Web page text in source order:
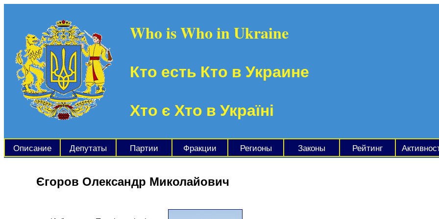
Who is Who in Ukraine
Кто есть Кто в Украине
Хто є Хто в Україні
Описание Депутаты Партии Фракции Регионы Законы Рейтинг
Єгоров Олександр Миколайович